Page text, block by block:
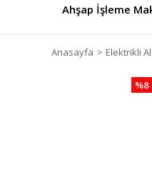
Ahşap İşleme
Anasayfa Elektrikli
%8